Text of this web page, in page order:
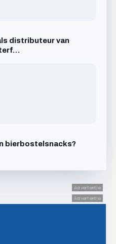
distributeur van
bierbostelsnacks?
Advertentie
Advertentie